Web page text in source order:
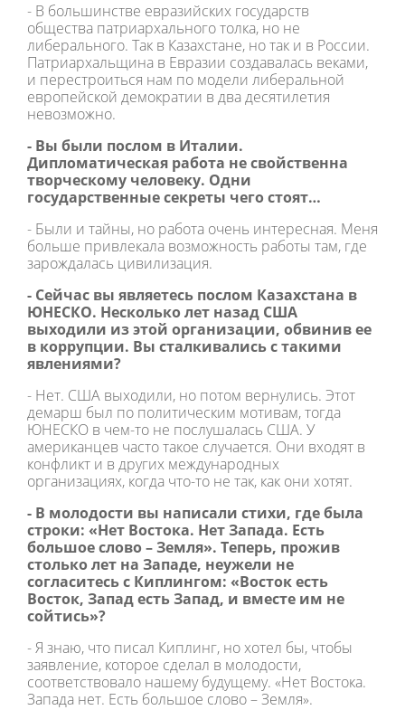
- В большинстве евразийских государств
общества патриархального толка, но не
либерального. Так в Казахстане, но так и в России.
Патриархальщина в Евразии создавалась веками,
и перестроиться нам по модели либеральной
европейской демократии в два десятилетия
невозможно.
- Вы были послом в Италии.
Дипломатическая работа не свойственна
творческому человеку. Одни
государственные секреты чего стоят…
- Были и тайны, но работа очень интересная. Меня
больше привлекала возможность работы там, где
зарождалась цивилизация.
- Сейчас вы являетесь послом Казахстана в
ЮНЕСКО. Несколько лет назад США
выходили из этой организации, обвинив ее
в коррупции. Вы сталкивались с такими
явлениями?
- Нет. США выходили, но потом вернулись. Этот
демарш был по политическим мотивам, тогда
ЮНЕСКО в чем-то не послушалась США. У
американцев часто такое случается. Они входят в
конфликт и в других международных
организациях, когда что-то не так, как они хотят.
- В молодости вы написали стихи, где была
строки: «Нет Востока. Нет Запада. Есть
большое слово – Земля». Теперь, прожив
столько лет на Западе, неужели не
согласитесь с Киплингом: «Восток есть
Восток, Запад есть Запад, и вместе им не
сойтись»?
- Я знаю, что писал Киплинг, но хотел бы, чтобы
заявление, которое сделал в молодости,
соответствовало нашему будущему. «Нет Востока.
Запада нет. Есть большое слово – Земля».